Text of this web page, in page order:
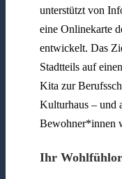
unterstützt von
eine Onlinekarte
entwickelt. Das
Stadtteils auf
Kita zur
Kulturhaus – und
Bewohner*innen
Ihr